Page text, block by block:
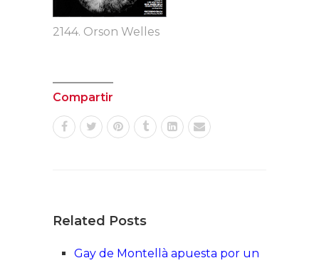
2144. Orson Welles
Compartir
Related Posts
Gay de Montellà apuesta por un